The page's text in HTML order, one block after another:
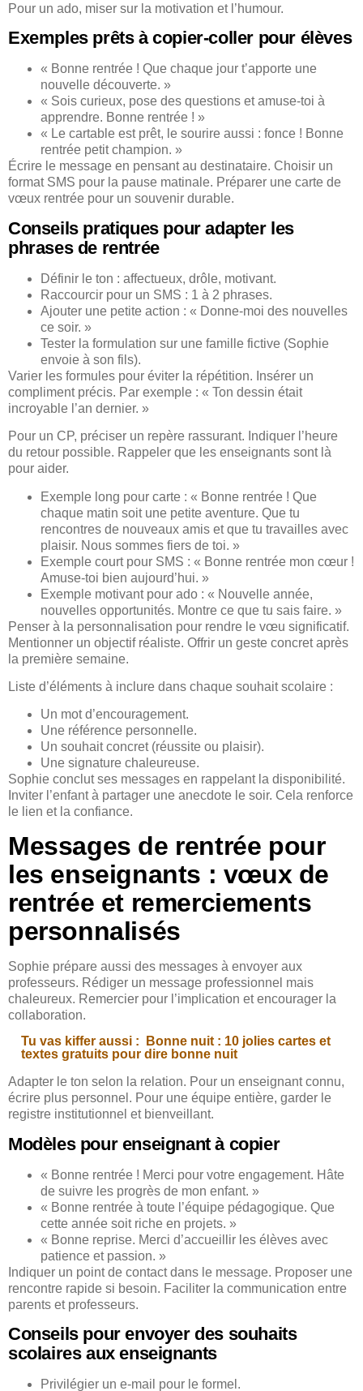
Pour un ado, miser sur la motivation et l’humour.
Exemples prêts à copier-coller pour élèves
« Bonne rentrée ! Que chaque jour t’apporte une
nouvelle découverte. »
« Sois curieux, pose des questions et amuse-toi à
apprendre. Bonne rentrée ! »
« Le cartable est prêt, le sourire aussi : fonce ! Bonne
rentrée petit champion. »
Écrire le message en pensant au destinataire. Choisir un
format SMS pour la pause matinale. Préparer une carte de
vœux rentrée pour un souvenir durable.
Conseils pratiques pour adapter les
phrases de rentrée
Définir le ton : affectueux, drôle, motivant.
Raccourcir pour un SMS : 1 à 2 phrases.
Ajouter une petite action : « Donne-moi des nouvelles
ce soir. »
Tester la formulation sur une famille fictive (Sophie
envoie à son fils).
Varier les formules pour éviter la répétition. Insérer un
compliment précis. Par exemple : « Ton dessin était
incroyable l’an dernier. »
Pour un CP, préciser un repère rassurant. Indiquer l’heure
du retour possible. Rappeler que les enseignants sont là
pour aider.
Exemple long pour carte : « Bonne rentrée ! Que
chaque matin soit une petite aventure. Que tu
rencontres de nouveaux amis et que tu travailles avec
plaisir. Nous sommes fiers de toi. »
Exemple court pour SMS : « Bonne rentrée mon cœur !
Amuse-toi bien aujourd’hui. »
Exemple motivant pour ado : « Nouvelle année,
nouvelles opportunités. Montre ce que tu sais faire. »
Penser à la personnalisation pour rendre le vœu significatif.
Mentionner un objectif réaliste. Offrir un geste concret après
la première semaine.
Liste d’éléments à inclure dans chaque souhait scolaire :
Un mot d’encouragement.
Une référence personnelle.
Un souhait concret (réussite ou plaisir).
Une signature chaleureuse.
Sophie conclut ses messages en rappelant la disponibilité.
Inviter l’enfant à partager une anecdote le soir. Cela renforce
le lien et la confiance.
Messages de rentrée pour
les enseignants : vœux de
rentrée et remerciements
personnalisés
Sophie prépare aussi des messages à envoyer aux
professeurs. Rédiger un message professionnel mais
chaleureux. Remercier pour l’implication et encourager la
collaboration.
Tu vas kiffer aussi :
Bonne nuit : 10 jolies cartes et
textes gratuits pour dire bonne nuit
Adapter le ton selon la relation. Pour un enseignant connu,
écrire plus personnel. Pour une équipe entière, garder le
registre institutionnel et bienveillant.
Modèles pour enseignant à copier
« Bonne rentrée ! Merci pour votre engagement. Hâte
de suivre les progrès de mon enfant. »
« Bonne rentrée à toute l’équipe pédagogique. Que
cette année soit riche en projets. »
« Bonne reprise. Merci d’accueillir les élèves avec
patience et passion. »
Indiquer un point de contact dans le message. Proposer une
rencontre rapide si besoin. Faciliter la communication entre
parents et professeurs.
Conseils pour envoyer des souhaits
scolaires aux enseignants
Privilégier un e-mail pour le formel.